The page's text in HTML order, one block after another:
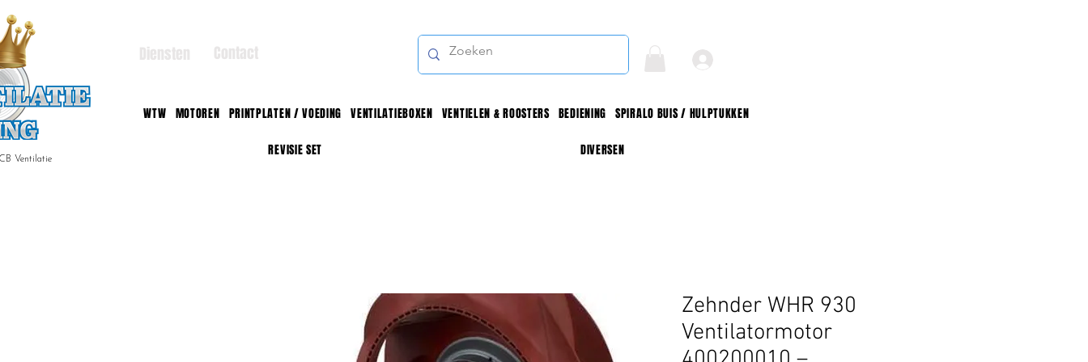
Diensten Contact
WTW MOTOREN PRINTPLATEN / VOEDING VENTILATIEBOXEN VENTIELEN & ROOSTERS BEDIENING SPIRALO BUIS / HULPTUKKEN
REVISIE SET DIVERSEN
Ventilatie
Zehnder WHR 930
Ventilatormotor